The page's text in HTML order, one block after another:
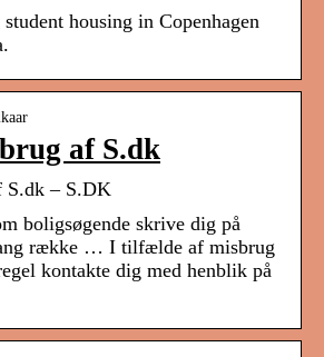
housing in Copenhagen
af S.dk
S.dk – S.DK
boligsøgende skrive dig på
række … I tilfælde af misbrug
kontakte dig med henblik på